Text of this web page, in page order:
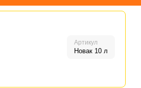
Артикул
Новак 10 л